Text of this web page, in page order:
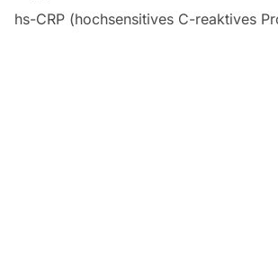
hs-CRP (hochsensitives C-reaktives